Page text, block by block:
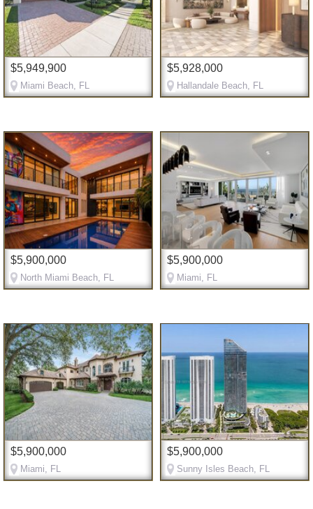
$5,949,900
Miami Beach, FL
$5,928,000
Hallandale Beach, FL
$5,900,000
North Miami Beach, FL
$5,900,000
Miami, FL
$5,900,000
Miami, FL
$5,900,000
Sunny Isles Beach, FL